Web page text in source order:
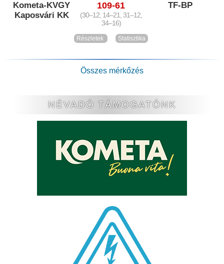
Kometa-KVGY
Kaposvári KK
109-61
(30–12, 14–21, 31–12,
34–16)
TF-BP
Részletek Statisztika
Összes mérkőzés
NÉVADÓ TÁMOGATÓNK